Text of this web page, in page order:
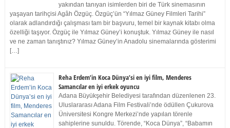
yakından tanıyan isimlerden biri de Türk sinemasının
yaşayan tarihçisi Agâh Özgüç. Özgüç’ün “Yılmaz Güney Filmleri Tarihi”
olarak adlandırdığı çalışması tam bir başvuru, temel bir kaynak kitabı olma
özelliği taşıyor. Özgüç ile Yılmaz Güney’i konuştuk. Yılmaz Güney ile nasıl
ve ne zaman tanıştınız? Yılmaz Güney’in Anadolu sinemalarında gösterimi
[…]
Reha Erdem’in Koca Dünya’si en iyi film, Menderes
Samancılar en iyi erkek oyuncu
Adana Büyükşehir Belediyesi tarafından düzenlenen 23.
Uluslararası Adana Film Festivali’nde ödüllen Çukurova
Üniversitesi Kongre Merkezi’nde yapılan törenle
sahiplerine sunuldu. Törende, “Koca Dünya”, “Babamın